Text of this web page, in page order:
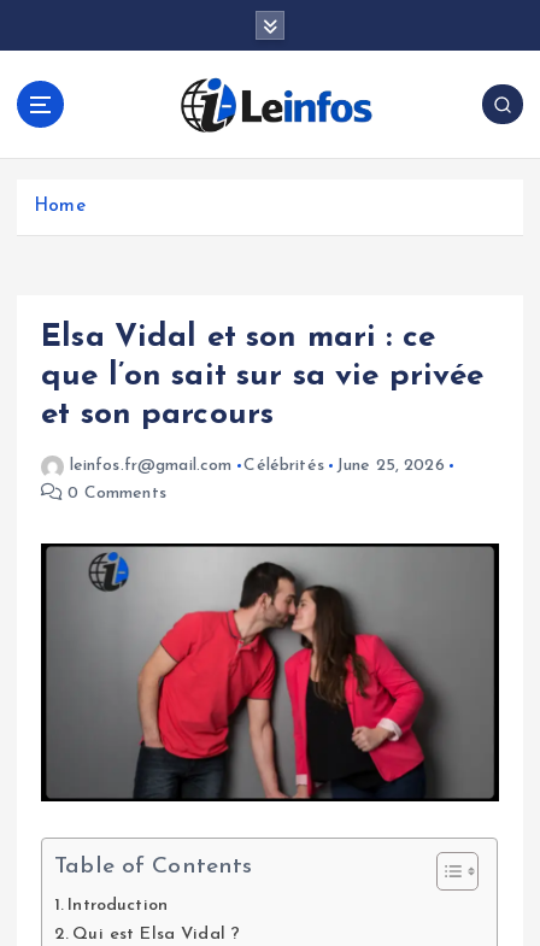
Home
Elsa Vidal et son mari : ce
que l’on sait sur sa vie privée
et son parcours
leinfos.fr@gmail.com Célébrités
June 25, 2026
0 Comments
Table of Contents
Introduction
Qui est Elsa Vidal ?